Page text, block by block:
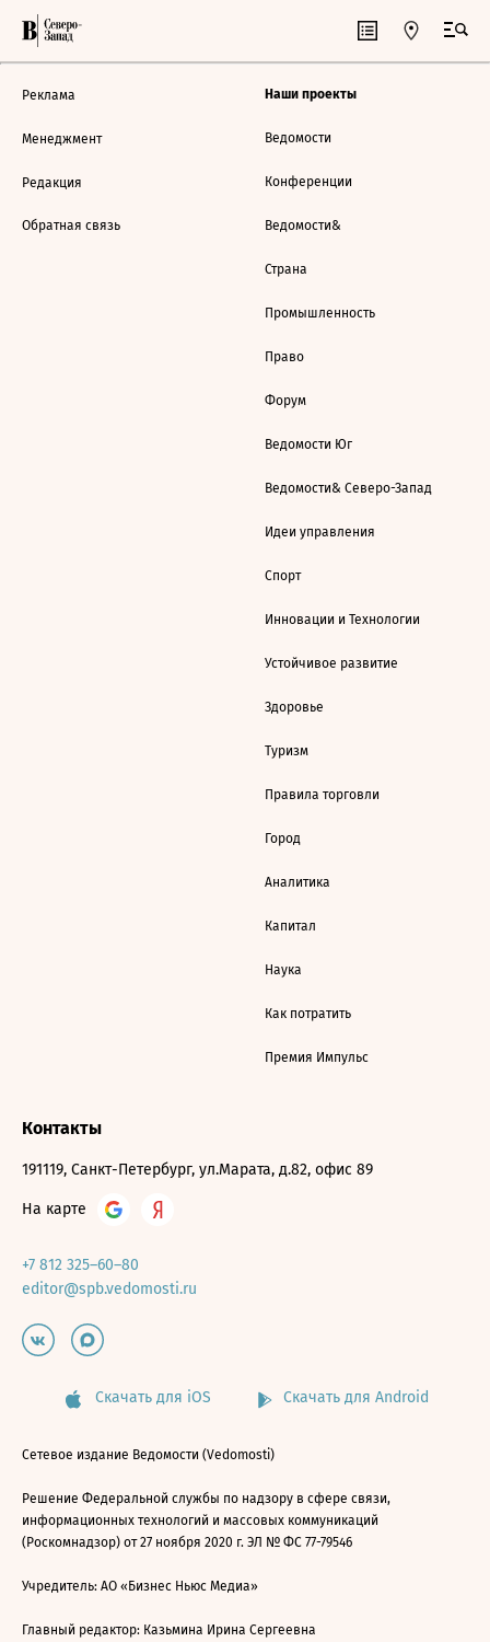
Реклама
Менеджмент
Редакция
Обратная связь
Наши проекты
Ведомости
Конференции
Ведомости&
Страна
Промышленность
Право
Форум
Ведомости Юг
Ведомости& Северо-Запад
Идеи управления
Спорт
Инновации и Технологии
Устойчивое развитие
Здоровье
Туризм
Правила торговли
Город
Аналитика
Капитал
Наука
Как потратить
Премия Импульс
Контакты
191119, Санкт-Петербург, ул.Марата, д.82, офис 89
На карте
+7 812 325–60–80
editor@spb.vedomosti.ru
Скачать для iOS Скачать для Android
Сетевое издание Ведомости (Vedomosti)
Решение Федеральной службы по надзору в сфере связи,
информационных технологий и массовых коммуникаций
(Роскомнадзор) от 27 ноября 2020 г. ЭЛ № ФС 77-79546
Учредитель: АО «Бизнес Ньюс Медиа»
Главный редактор: Казьмина Ирина Сергеевна